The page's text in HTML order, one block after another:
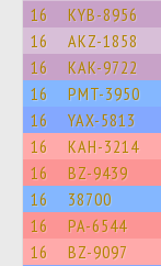
16 KYB-8956
16 AKZ-1858
16 KAK-9722
16 PMT-3950
16 YAX-5813
16 KAH-3214
16 BZ-9439
16 38700
16 PA-6544
16 BZ-9097